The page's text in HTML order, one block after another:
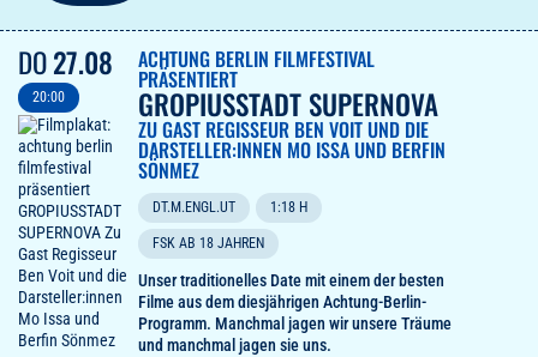
geachteten Kämpfer für die Rechte Betroffener zu
werden, wobei er großartige Unterstützer findet.
Im Film wunderbar von Maxine Peake und Peter
Mullen gespielt.
Nach der wahren Geschichte des Schotten John
Davidson entstand diese hinreißende
Tragikomödie von Kirk Jones ("Lang lebe Ned
Divine”), in der Robert Aramayo die Hauptrolle mit
unfreiwillige Situationskomik spielt, die selbst vor
der Queen nicht halt macht." Knut Eltsermann -
radioeins
DO27.08
20:00
ACHTUNG BERLIN FILMFESTIVAL
PRÄSENTIERT
GROPIUSSTADT SUPERNOVA
ZU GAST REGISSEUR BEN VOIT UND DIE
DARSTELLER:INNEN MO ISSA UND BERFIN
SÖNMEZ
DT.M.ENGL.UT 1:18 H
FSK AB 18 JAHREN
Unser traditionelles Date mit einem der besten
Filme aus dem diesjährigen Achtung-Berlin-
Programm. Manchmal jagen wir unsere Träume
und manchmal jagen sie uns.